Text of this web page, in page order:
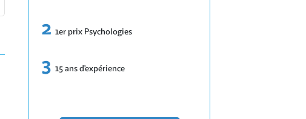
1er prix Psychologies
15 ans d’expérience